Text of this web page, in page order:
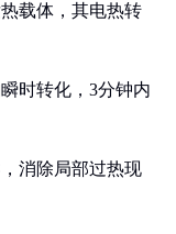
载体，其电热转
时转化，3分钟内
消除局部过热现